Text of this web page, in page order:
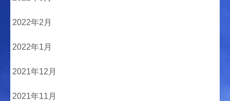
2022年2月
2022年1月
2021年12月
2021年11月